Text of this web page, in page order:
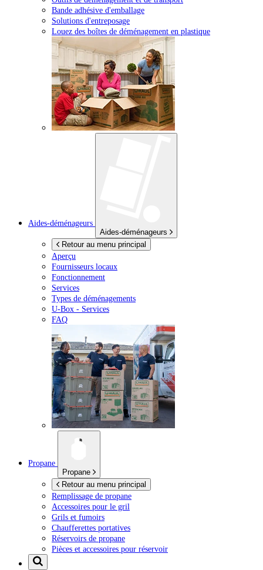
Bande adhésive d'emballage
Solutions d'entreposage
Louez des boîtes de déménagement en plastique
Aides-déménageurs
Aides-déménageurs
Retour au menu principal
Aperçu
Fournisseurs locaux
Fonctionnement
Services
Types de déménagements
U-Box - Services
FAQ
Propane
Propane
Retour au menu principal
Remplissage de propane
Accessoires pour le gril
Grils et fumoirs
Chaufferettes portatives
Réservoirs de propane
Pièces et accessoires pour réservoir